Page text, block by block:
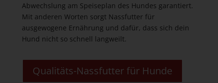
Abwechslung am Speiseplan des Hundes garantiert.
Mit anderen Worten sorgt Nassfutter für
ausgewogene Ernährung und dafür, dass sich dein
Hund nicht so schnell langweilt.
Qualitäts-Nassfutter für Hunde